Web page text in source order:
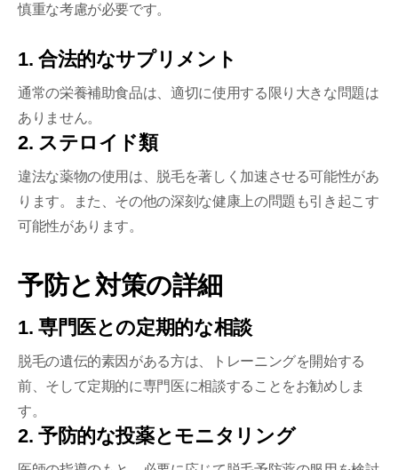
慎重な考慮が必要です。
1. 合法的なサプリメント
通常の栄養補助食品は、適切に使用する限り大きな問題は
ありません。
2. ステロイド類
違法な薬物の使用は、脱毛を著しく加速させる可能性があ
ります。また、その他の深刻な健康上の問題も引き起こす
可能性があります。
予防と対策の詳細
1. 専門医との定期的な相談
脱毛の遺伝的素因がある方は、トレーニングを開始する
前、そして定期的に専門医に相談することをお勧めしま
す。
2. 予防的な投薬とモニタリング